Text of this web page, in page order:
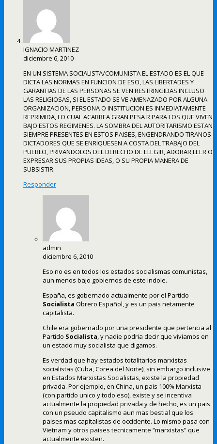
IGNACIO MARTINEZ
diciembre 6, 2010
EN UN SISTEMA SOCIALISTA/COMUNISTA EL ESTADO ES EL QUE
DICTA LAS NORMAS EN FUNCION DE ESO, LAS LIBERTADES Y
GARANTIAS DE LAS PERSONAS SE VEN RESTRINGIDAS INCLUSO
LAS RELIGIOSAS, SI EL ESTADO SE VE AMENAZADO POR ALGUNA
ORGANIZACION, PERSONA O INSTITUCION ES INMEDIATAMENTE
REPRIMIDA, LO CUAL ACARREA GRAN PESA R PARA LOS QUE VIVEN
BAJO ESTOS REGIMENES. LA SOMBRA DEL AUTORITARISMO ESTAN
SIEMPRE PRESENTES EN ESTOS PAISES, ENGENDRANDO TIRANOS
DICTADORES QUE SE ENRIQUESEN A COSTA DEL TRABAJO DEL
PUEBLO, PRIVANDOLOS DEL DERECHO DE ELEGIR, ADORAR,LEER O
EXPRESAR SUS PROPIAS IDEAS, O SU PROPIA MANERA DE
SUBSISTIR.
Responder
admin
diciembre 6, 2010
Eso no es en todos los estados socialismas comunistas,
aun menos bajo gobiernos de este indole.
España, es gobernado actualmente por el Partido
Socialista Obrero Español, y es un pais netamente
capitalista.
Chile era gobernado por una presidente que pertencia al
Partido Socialista, y nadie podria decir que viviamos en
un estado muy socialista que digamos.
Es verdad que hay estados totalitarios marxistas
socialistas (Cuba, Corea del Norte), sin embargo inclusive
en Estados Marxistas Socialistas, existe la propiedad
privada. Por ejemplo, en China, un pais 100% Marxista
(con partido unico y todo eso), existe y se incentiva
actualmente la propiedad privada y de hecho, es un pais
con un pseudo capitalismo aun mas bestial que los
paises mas capitalistas de occidente. Lo mismo pasa con
Vietnam y otros paises tecnicamente “marxistas” que
actualmente existen.